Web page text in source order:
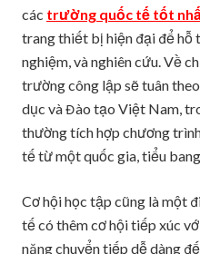
các trường quốc tế tốt
trang thiết bị hiện đại để hỗ
nghiệm, và nghiên cứu. Về
trường công lập sẽ tuân
dục và Đào tạo Việt Nam,
thường tích hợp chương
tế từ một quốc gia, tiểu
Cơ hội học tập cũng là một
tế có thêm cơ hội tiếp xúc
năng chuyển tiếp dễ dàng